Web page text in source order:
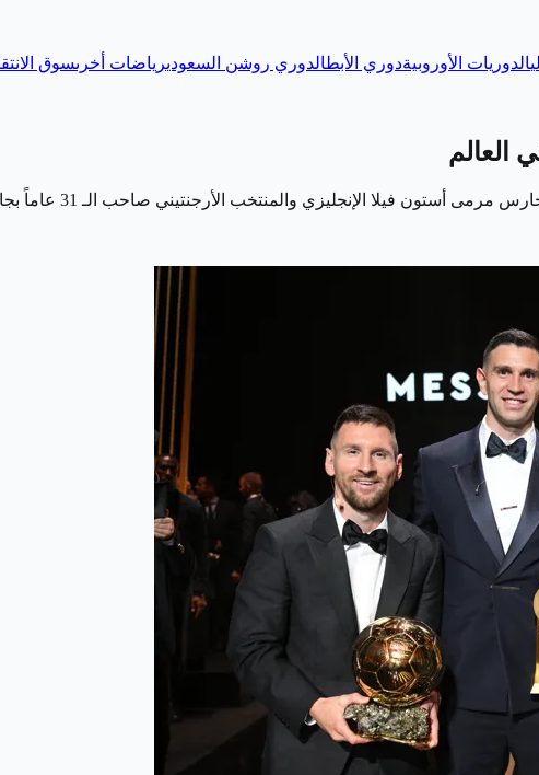
الدوريات الأوروبيةدوري الأبطالدوري روشن السعوديرياضات أخرىسوق
العالم
فيلا الإنجليزي والمنتخب الأرجنتيني صاحب الـ 31 عاماً بجائزة أفضل…